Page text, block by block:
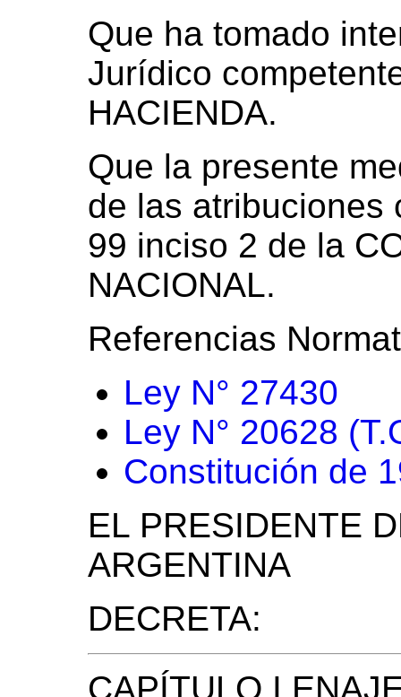
Que ha tomado
Jurídico
HACIENDA.
Que la presente
de las atribuciones
99 inciso 2 de la
NACIONAL.
Referencias
Ley N° 27430
Ley N° 20628
Constitución de
EL PRESIDENTE
ARGENTINA
DECRETA:
CAPÍTULO I